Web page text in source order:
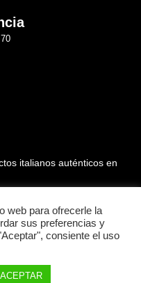
italianos auténticos en
Tiktok
web para ofrecerle la
sus preferencias y
consiente el uso
ACEPTAR